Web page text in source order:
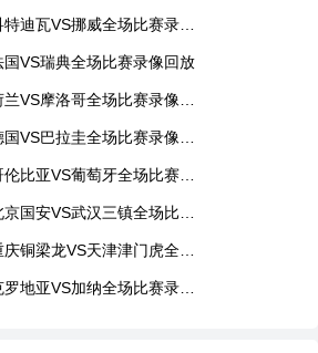
瓦VS挪威全场比赛录像回放
VS瑞典全场比赛录像回放
摩洛哥全场比赛录像回放
巴拉圭全场比赛录像回放
亚VS葡萄牙全场比赛录像回放
VS武汉三镇全场比赛录像回放
VS天津津门虎全场比赛录像回放
亚VS加纳全场比赛录像回放